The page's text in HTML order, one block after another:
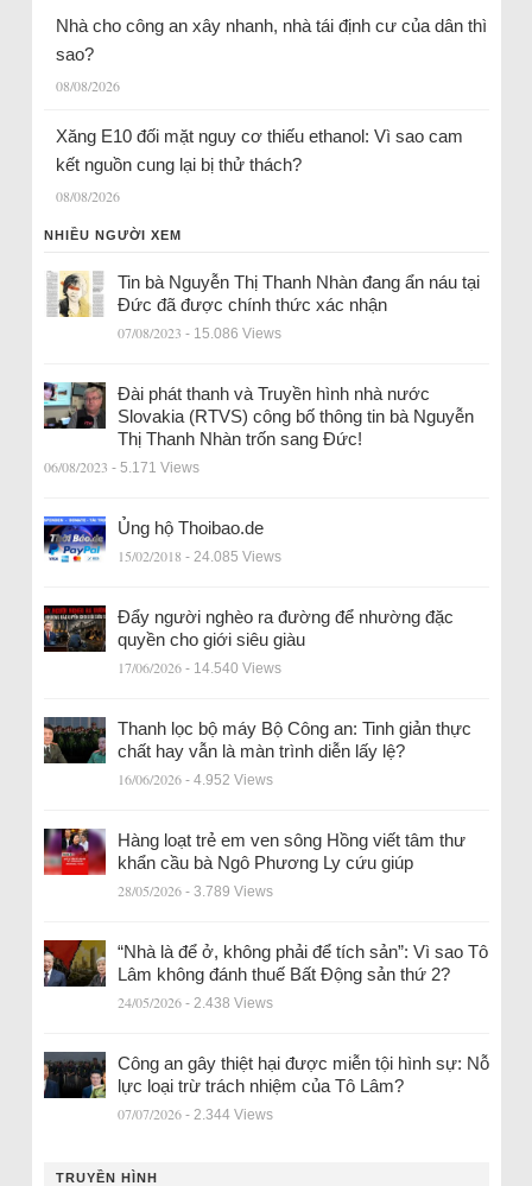
Nhà cho công an xây nhanh, nhà tái định cư của dân thì
sao?
08/08/2026
Xăng E10 đối mặt nguy cơ thiếu ethanol: Vì sao cam
kết nguồn cung lại bị thử thách?
08/08/2026
NHIỀU NGƯỜI XEM
Tin bà Nguyễn Thị Thanh Nhàn đang ẩn náu tại
Đức đã được chính thức xác nhận
07/08/2023 - 15.086 Views
Đài phát thanh và Truyền hình nhà nước
Slovakia (RTVS) công bố thông tin bà Nguyễn
Thị Thanh Nhàn trốn sang Đức!
06/08/2023 - 5.171 Views
Ủng hộ Thoibao.de
15/02/2018 - 24.085 Views
Đẩy người nghèo ra đường để nhường đặc
quyền cho giới siêu giàu
17/06/2026 - 14.540 Views
Thanh lọc bộ máy Bộ Công an: Tinh giản thực
chất hay vẫn là màn trình diễn lấy lệ?
16/06/2026 - 4.952 Views
Hàng loạt trẻ em ven sông Hồng viết tâm thư
khẩn cầu bà Ngô Phương Ly cứu giúp
28/05/2026 - 3.789 Views
“Nhà là để ở, không phải để tích sản”: Vì sao Tô
Lâm không đánh thuế Bất Động sản thứ 2?
24/05/2026 - 2.438 Views
Công an gây thiệt hại được miễn tội hình sự: Nỗ
lực loại trừ trách nhiệm của Tô Lâm?
07/07/2026 - 2.344 Views
TRUYỀN HÌNH